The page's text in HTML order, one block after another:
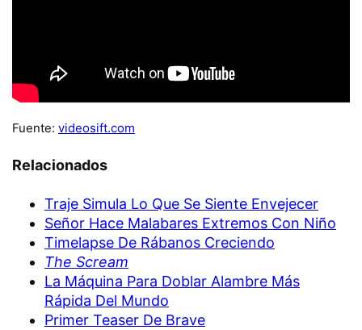
Fuente: videosift.com
Relacionados
Traje Simula Lo Que Se Siente Envejecer
Señor Hace Malabares Extremos Con Niño
Timelapse De Rábanos Creciendo
The Scream
La Máquina Para Doblar Alambre Más
Rápida Del Mundo
Primer Teaser De Brave